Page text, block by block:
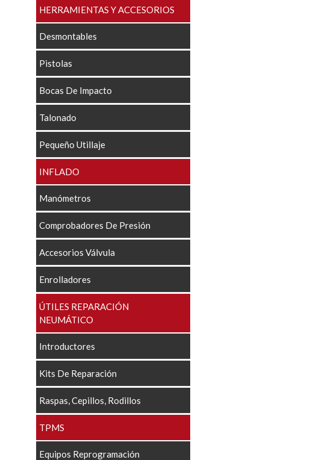
HERRAMIENTAS Y ACCESORIOS
Desmontables
Pistolas
Bocas De Impacto
Talonado
Pequeño Utillaje
INFLADO
Manómetros
Comprobadores De Presión
Accesorios Válvula
Enrolladores
ÚTILES REPARACIÓN
NEUMÁTICO
Introductores
Kits De Reparación
Raspas, Cepillos, Rodillos
TPMS
Equipos Reprogramación